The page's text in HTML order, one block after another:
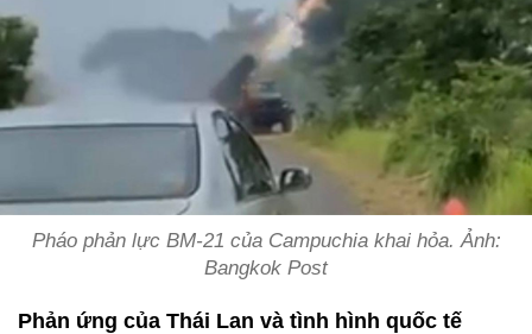
Pháo phản lực BM-21 của Campuchia khai hỏa. Ảnh:
Bangkok Post
Phản ứng của Thái Lan và tình hình quốc tế